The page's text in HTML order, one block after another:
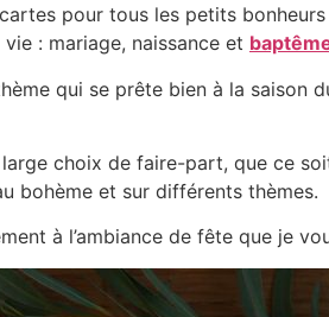
pour tous les petits
: mariage, naissance et
qui se prête bien à la saison
choix de faire-part, que ce
bohème et sur différents thèmes.
à l’ambiance de fête que je